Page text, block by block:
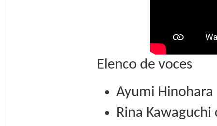
Elenco de voces
Ayumi
Rina